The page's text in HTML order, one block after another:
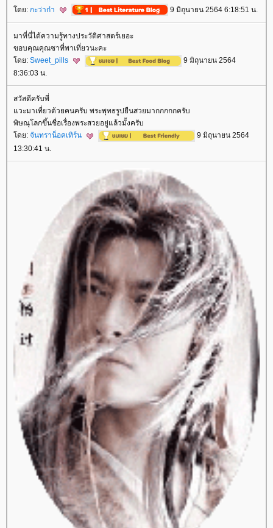
ดย: กะว่าก๋า 9 มิถุนายน 2564 6:18:51 น.
มาที่นี่ได้ความรู้ทางประวัติศาสตร์เยอะ
ขอบคุณคุณซาที่พาเที่ยวนะคะ
ดย: Sweet_pills
9 มิถุนายน 2564
8:36:03 น.
สวัสดีครับพี่
วะมาเที่ยวด้วยคนครับ พระพุทธรูปยืนสวยมากกกกกครับ
พิษณุโลกขึ้นชื่อเรื่องพระสวยอยู่แล้วมั้งครับ
ดย: จันทราน็อคเทิร์น
9 มิถุนายน 2564
13:30:41 น.